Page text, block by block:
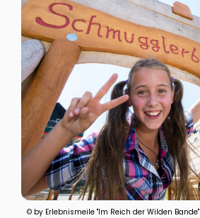
© by Erlebnismeile "Im Reich der Wilden Bande"